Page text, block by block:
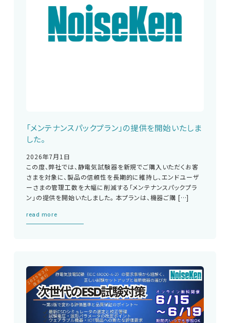
「メンテナンスパックプラン」の提供を開始いたしま
した。
2026年7月1日
この度、弊社では、静電気試験器を新規でご購入いただくお客
さまを対象に、製品の信頼性を長期的に維持し、エンドユーザ
ーさまの管理工数を大幅に削減する「メンテナンスパックプラ
ン」の提供を開始いたしました。 本プランは、機器ご購 […]
read more